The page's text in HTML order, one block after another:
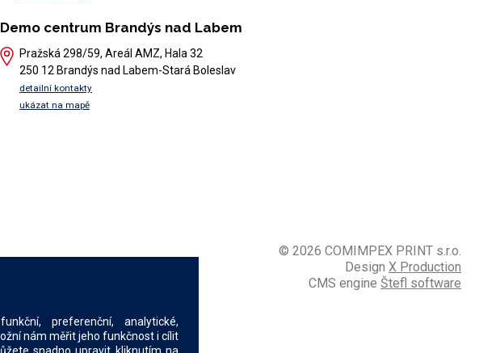
Demo centrum Brandýs nad Labem
Pražská 298/59, Areál AMZ, Hala 32
250 12 Brandýs nad Labem-Stará Boleslav
detailní kontakty
ukázat na mapě
© 2026 COMIMPEX PRINT s.r.o.
Design X Production
CMS engine Štefl software
preferenční, analytické,
nám měřit jeho funkčnost i cílit